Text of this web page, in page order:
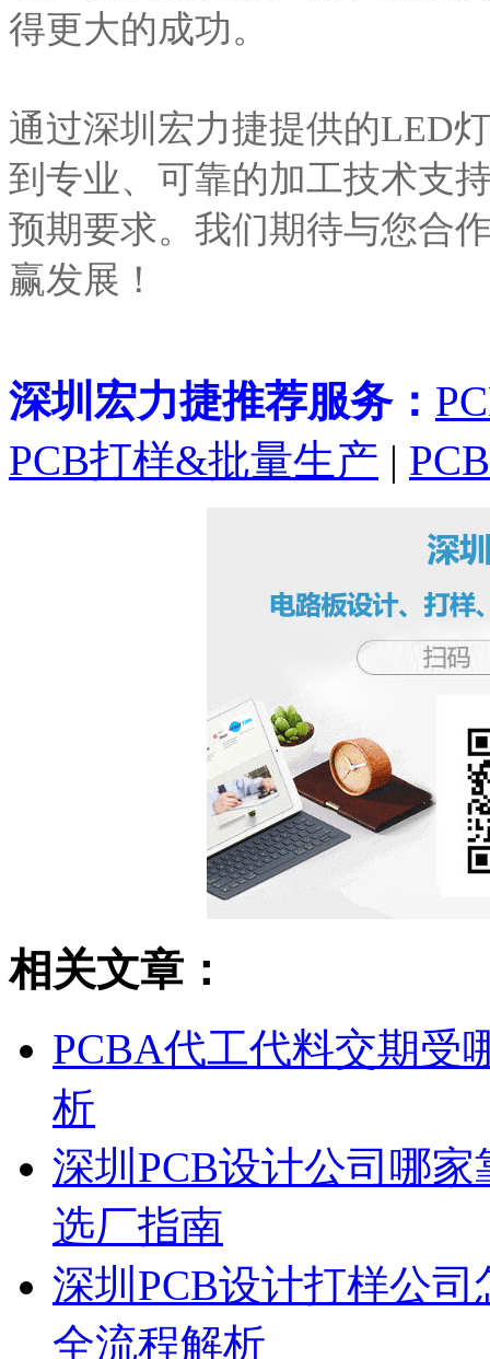
得更大的成功。
通过深圳宏力捷提供的LED
到专业、可靠的加工技术支
预期要求。我们期待与您合
赢发展！
深圳宏力捷推荐服务：
PCB打样&批量生产 |
相关文章：
PCBA代工代料交期受
析
深圳PCB设计公司哪
选厂指南
深圳PCB设计打样公
全流程解析